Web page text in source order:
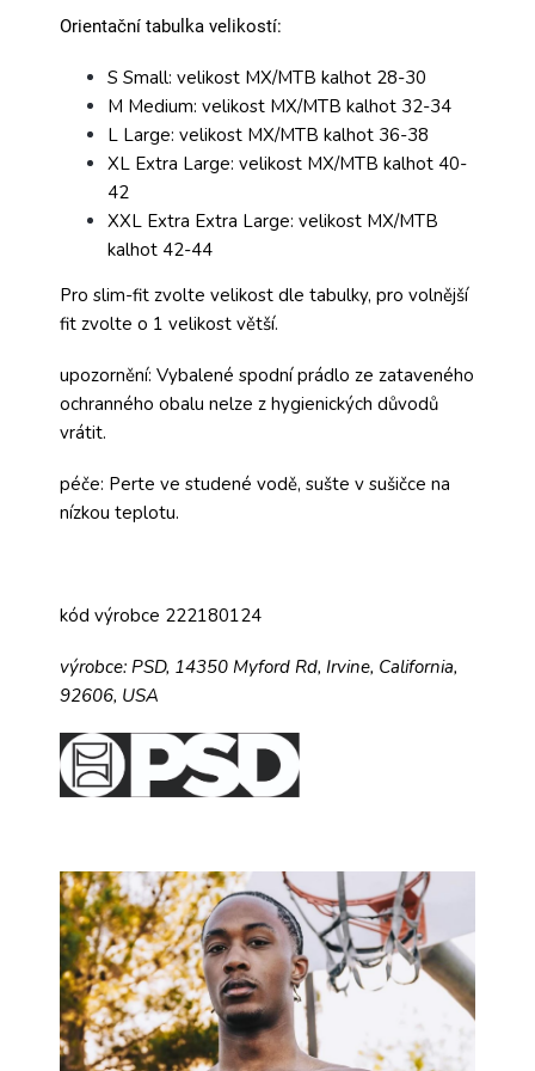
Orientační tabulka velikostí:
S Small: velikost MX/MTB kalhot 28-30
M Medium: velikost MX/MTB kalhot 32-34
L Large: velikost MX/MTB kalhot 36-38
XL Extra Large: velikost MX/MTB kalhot 40-
42
XXL Extra Extra Large: velikost MX/MTB
kalhot 42-44
Pro slim-fit zvolte velikost dle tabulky, pro volnější
fit zvolte o 1 velikost větší.
upozornění: Vybalené spodní prádlo ze zataveného
ochranného obalu nelze z hygienických důvodů
vrátit.
péče: Perte ve studené vodě, sušte v sušičce na
nízkou teplotu.
kód výrobce 222180124
výrobce: PSD, 14350 Myford Rd, Irvine, California,
92606, USA